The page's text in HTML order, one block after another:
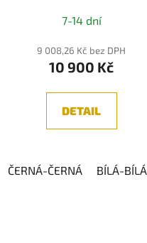
7-14 dní
9 008,26 Kč bez DPH
10 900 Kč
DETAIL
ČERNÁ-ČERNÁ BÍLÁ-BÍLÁ